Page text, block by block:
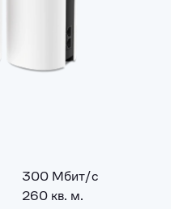
300 Мбит/с
260 кв. м.